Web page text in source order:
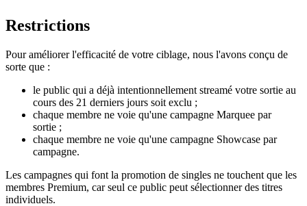
Restrictions
Pour améliorer l'efficacité de votre ciblage, nous l'avons conçu de
sorte que :
le public qui a déjà intentionnellement streamé votre sortie au
cours des 21 derniers jours soit exclu ;
chaque membre ne voie qu'une campagne Marquee par
sortie ;
chaque membre ne voie qu'une campagne Showcase par
campagne.
Les campagnes qui font la promotion de singles ne touchent que les
membres Premium, car seul ce public peut sélectionner des titres
individuels.